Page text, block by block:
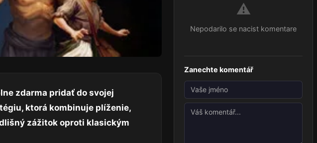
zdarma pridať do svojej
ktorá kombinuje plíženie,
zážitok oproti klasickým
⚠️
Nepodarilo se nacist komentare
Zanechte komentář